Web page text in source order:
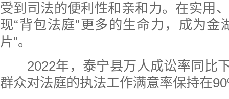
受到司法的便利性和亲和力。在实用
现“背包法庭”更多的生命力，成为金
片”。
2022年，泰宁县万人成讼率同比
群众对法庭的执法工作满意率保持在